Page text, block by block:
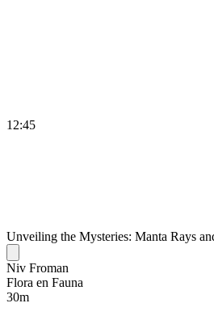
12:45
Unveiling the Mysteries: Manta Rays
Niv Froman
Flora en Fauna
30m